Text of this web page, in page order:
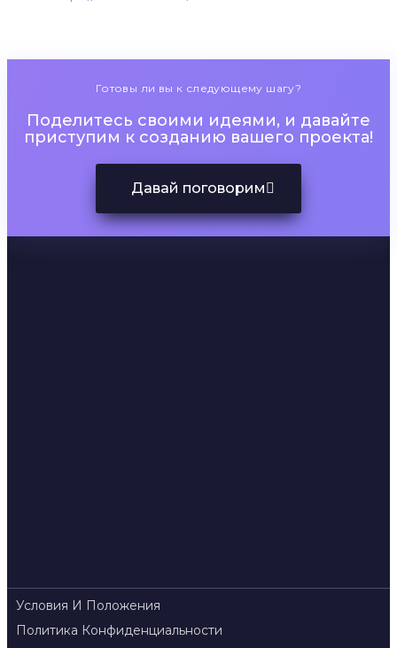
Готовы ли вы к следующему шагу?
Поделитесь своими идеями, и давайте
приступим к созданию вашего проекта!
Давай поговорим
Условия И Положения
Политика Конфиденциальности